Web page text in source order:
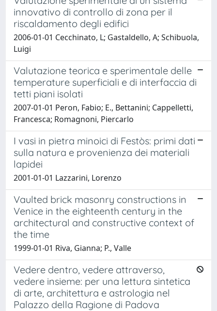
innovativo di controllo di zona per il
riscaldamento degli edifici
2006-01-01 Cecchinato, L; Gastaldello, A; Schibuola,
Luigi
Valutazione teorica e sperimentale delle
temperature superficiali e di interfaccia di
tetti piani isolati
2007-01-01 Peron, Fabio; E., Bettanini; Cappelletti,
Francesca; Romagnoni, Piercarlo
I vasi in pietra minoici di Festòs: primi dati
sulla natura e provenienza dei materiali
lapidei
2001-01-01 Lazzarini, Lorenzo
Vaulted brick masonry constructions in
Venice in the eighteenth century in the
architectural and constructive context of
the time
1999-01-01 Riva, Gianna; P., Valle
Vedere dentro, vedere attraverso,
vedere insieme: per una lettura sintetica
di arte, architettura e astrologia nel
Palazzo della Ragione di Padova